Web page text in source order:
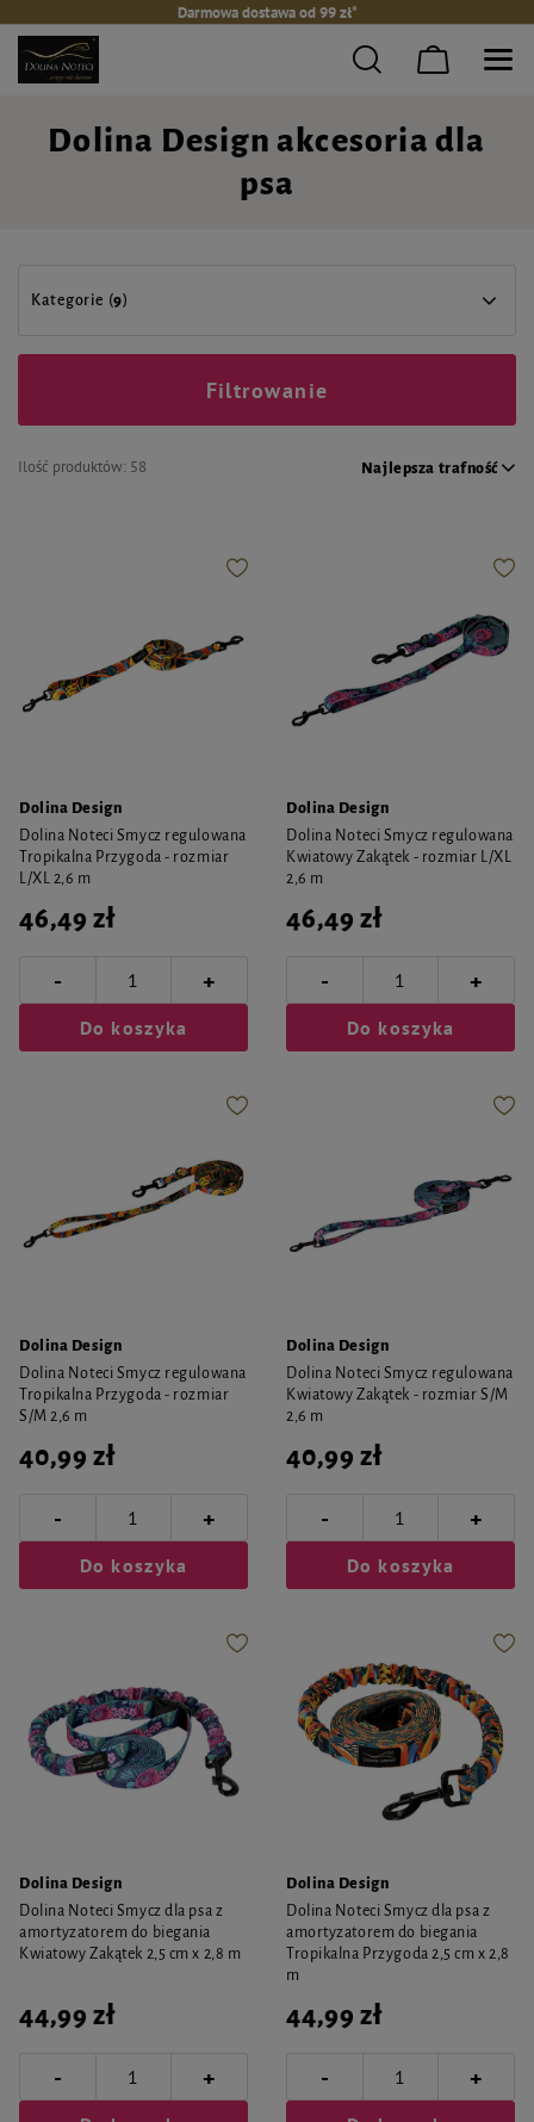
Darmowa dostawa od 99 zł*
Dolina Design akcesoria dla
psa
Kategorie (9)
Ilość produktów: 58 Najlepsza trafność
Filtrowanie
Dolina Design
Dolina Noteci Smycz regulowana
Tropikalna Przygoda - rozmiar
L/XL 2,6 m
46,49 zł
- +
Do koszyka
Dolina Design
Dolina Noteci Smycz regulowana
Kwiatowy Zakątek - rozmiar L/XL
2,6 m
46,49 zł
- +
Do koszyka
Dolina Design
Dolina Noteci Smycz regulowana
Tropikalna Przygoda - rozmiar
S/M 2,6 m
40,99 zł
- +
Do koszyka
Dolina Design
Dolina Noteci Smycz regulowana
Kwiatowy Zakątek - rozmiar S/M
2,6 m
40,99 zł
- +
Do koszyka
Dolina Design
Dolina Noteci Smycz dla psa z
amortyzatorem do biegania
Kwiatowy Zakątek 2,5 cm x 2,8 m
44,99 zł
- +
Dolina Design
Dolina Noteci Smycz dla psa z
amortyzatorem do biegania
Tropikalna Przygoda 2,5 cm x 2,8
m
44,99 zł
- +